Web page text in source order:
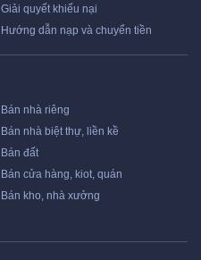
Giải quyết khiếu nại
Hướng dẫn nạp và chuyển tiền
Bán nhà riêng
Bán nhà biệt thự, liền kề
Bán đất
Bán cửa hàng, kiot, quán
Bán kho, nhà xưởng